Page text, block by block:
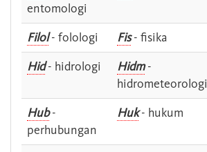
entomologi
Filol- folologi Fis- fisika
Hid- hidrologi Hidm-
hidrometeorologi
Hub-
perhubungan
Huk- hukum